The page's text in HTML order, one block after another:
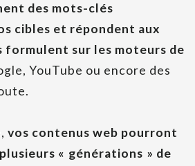
des mots-clés
cibles et répondent aux
formulent sur les moteurs de
YouTube ou encore des
vos contenus web pourront
« générations » de